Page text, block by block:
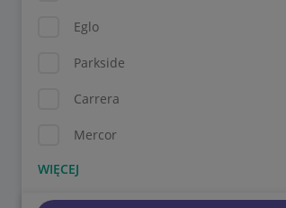
Eglo
Parkside
Carrera
Mercor